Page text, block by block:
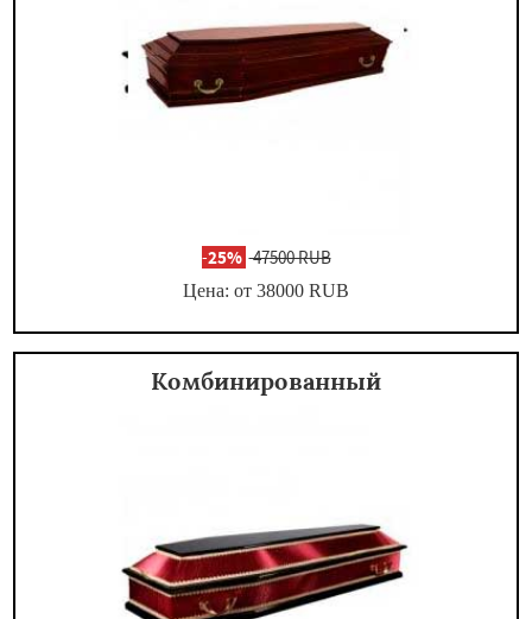
-25% 47500 RUB
Цена: от 38000 RUB
Комбинированный